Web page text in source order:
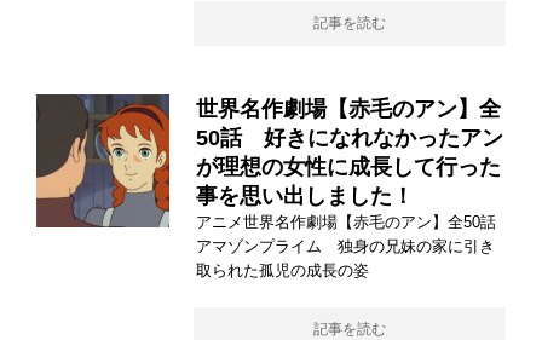
記事を読む
世界名作劇場【赤毛のアン】全
50話 好きになれなかったアン
が理想の女性に成長して行った
事を思い出しました！
アニメ世界名作劇場【赤毛のアン】全50話
アマゾンプライム 独身の兄妹の家に引き
取られた孤児の成長の姿
記事を読む